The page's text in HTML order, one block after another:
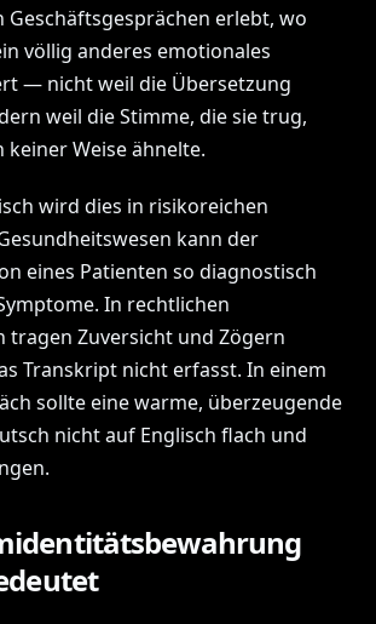
erlebt, wo
völlig anderes emotionales
— nicht weil die Übersetzung
weil die Stimme, die sie trug,
Weise ähnelte.
wird dies in risikoreichen
kann der
eines Patienten so diagnostisch
In rechtlichen
tragen Zuversicht und Zögern
Transkript nicht erfasst. In einem
sollte eine warme, überzeugende
nicht auf Englisch flach und